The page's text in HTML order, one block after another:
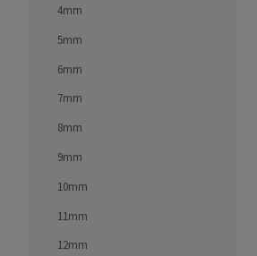
4mm
5mm
6mm
7mm
8mm
9mm
10mm
11mm
12mm